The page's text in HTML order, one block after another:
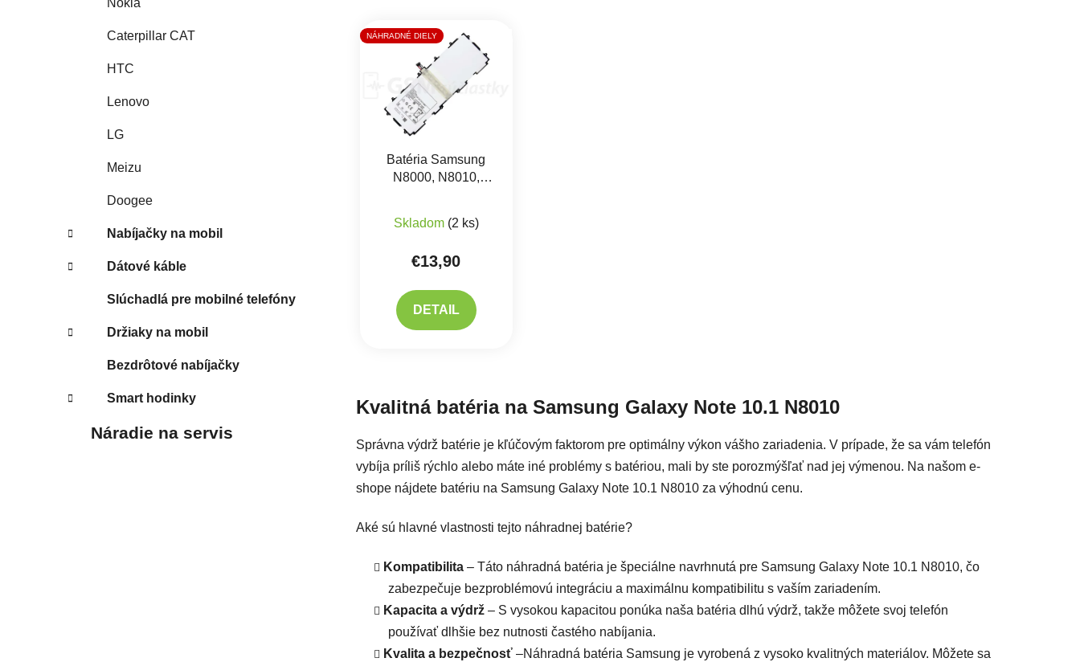
Caterpillar CAT
HTC
Lenovo
LG
Meizu
Doogee
Nabíjačky na mobil
Dátové káble
Slúchadlá pre mobilné telefóny
Držiaky na mobil
Bezdrôtové nabíjačky
Smart hodinky
Náradie na servis
Výpis produktov
NÁHRADNÉ DIELY
Batéria Samsung
N8000, N8010,
Skladom (2 ks)
€13,90
DETAIL
Kvalitná batéria na Samsung Galaxy Note 10.1 N8010
Správna výdrž batérie je kľúčovým faktorom pre optimálny výkon vášho zariadenia. V prípade, že sa vám telefón
vybíja príliš rýchlo alebo máte iné problémy s batériou, mali by ste porozmýšľať nad jej výmenou. Na našom e-
shope nájdete batériu na Samsung Galaxy Note 10.1 N8010 za výhodnú cenu.
Aké sú hlavné vlastnosti tejto náhradnej batérie?
Kompatibilita – Táto náhradná batéria je špeciálne navrhnutá pre Samsung Galaxy Note 10.1 N8010, čo
zabezpečuje bezproblémovú integráciu a maximálnu kompatibilitu s vaším zariadením.
Kapacita a výdrž – S vysokou kapacitou ponúka naša batéria dlhú výdrž, takže môžete svoj telefón
používať dlhšie bez nutnosti častého nabíjania.
Kvalita a bezpečnosť –Náhradná batéria Samsung je vyrobená z vysoko kvalitných materiálov. Môžete sa